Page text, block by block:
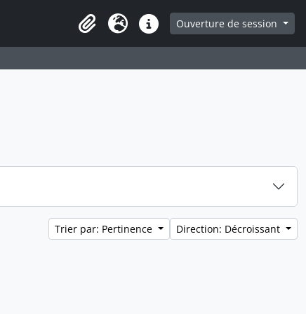
Presse-papier
LangueLiens rapidesOuverture de session
Trier par: Pertinence Direction: Décroissant